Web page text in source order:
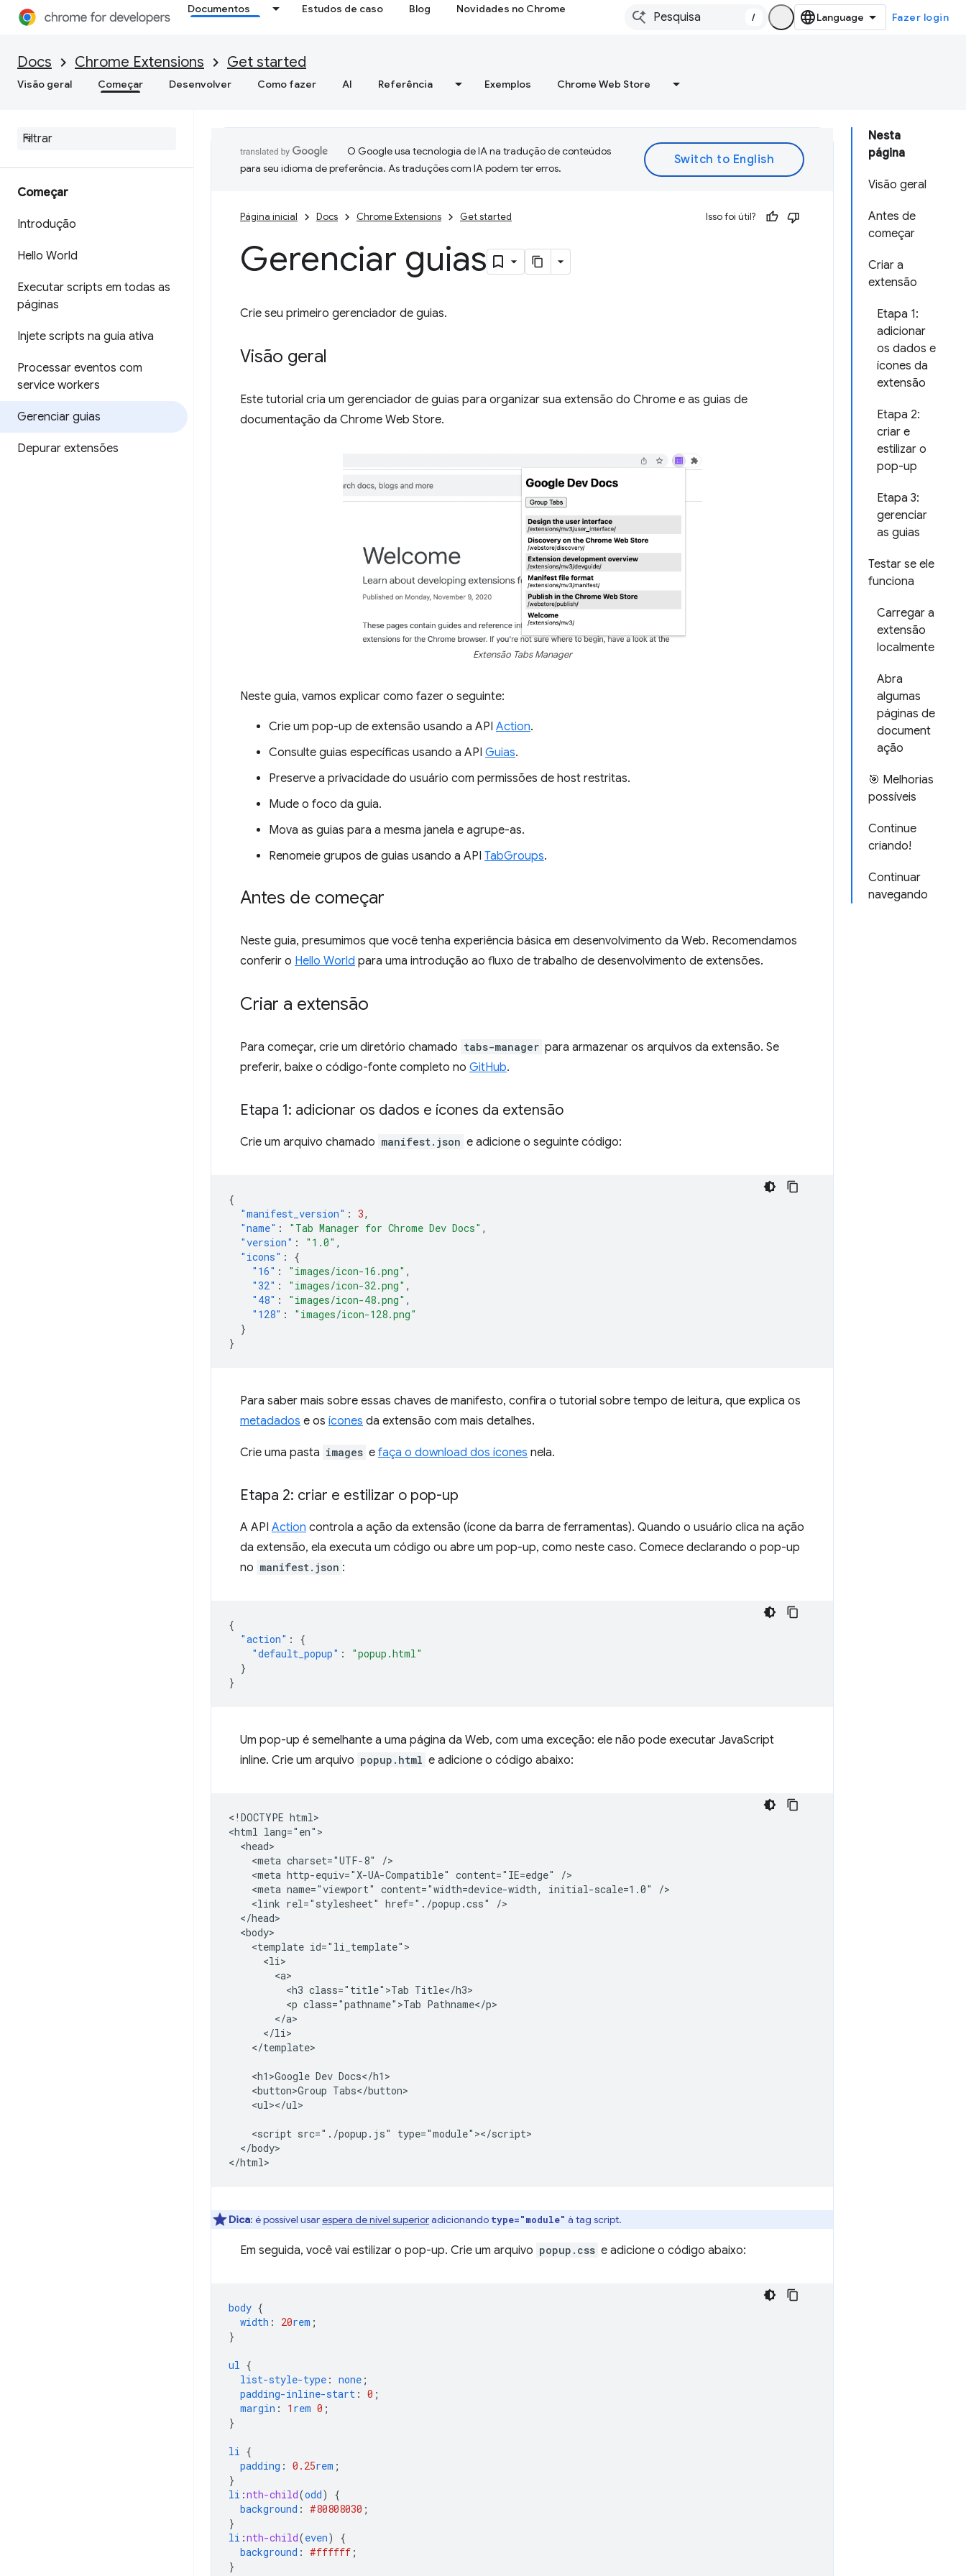
Documentos Estudos de caso Blog Novidades no Chrome
/ Fazer login
Docs Chrome Extensions Get started
Visão geral Começar Desenvolver Como fazer AI Referência Exemplos Chrome Web Store
Começar
Introdução
Hello World
Executar scripts em todas as
páginas
Injete scripts na guia ativa
Processar eventos com
service workers
Gerenciar guias
Depurar extensões
Nesta
página
Visão geral
Antes de
começar
Criar a
extensão
Etapa 1:
adicionar
os dados e
ícones da
extensão
Etapa 2:
criar e
estilizar o
pop-up
Etapa 3:
gerenciar
as guias
Testar se ele
funciona
Carregar a
extensão
localmente
Abra
algumas
páginas de
document
ação
🎯 Melhorias
possíveis
Continue
criando!
Continuar
navegando
O Google usa tecnologia de IA na tradução de conteúdos
para seu idioma de preferência. As traduções com IA podem ter erros.
Página inicial Docs Chrome Extensions Get started Isso foi útil?
Gerenciar guias
Crie seu primeiro gerenciador de guias.
Visão geral
Este tutorial cria um gerenciador de guias para organizar sua extensão do Chrome e as guias de
documentação da Chrome Web Store.
Extensão Tabs Manager
Neste guia, vamos explicar como fazer o seguinte:
Crie um pop-up de extensão usando a API Action.
Consulte guias específicas usando a API Guias.
Preserve a privacidade do usuário com permissões de host restritas.
Mude o foco da guia.
Mova as guias para a mesma janela e agrupe-as.
Renomeie grupos de guias usando a API TabGroups.
Antes de começar
Neste guia, presumimos que você tenha experiência básica em desenvolvimento da Web. Recomendamos
conferir o Hello World para uma introdução ao fluxo de trabalho de desenvolvimento de extensões.
Criar a extensão
Para começar, crie um diretório chamado tabs-manager para armazenar os arquivos da extensão. Se
preferir, baixe o código-fonte completo no GitHub.
Etapa 1: adicionar os dados e ícones da extensão
Crie um arquivo chamado manifest.json e adicione o seguinte código:
{
"manifest_version" : 3,
"name" : "Tab Manager for Chrome Dev Docs" ,
"version" : "1.0" ,
"icons" :
{
"16" : "images/icon-16.png" ,
"32" : "images/icon-32.png" ,
"48" : "images/icon-48.png" ,
"128" :
"images/icon-128.png"
}
}
Para saber mais sobre essas chaves de manifesto, confira o tutorial sobre tempo de leitura, que explica os
metadados e os ícones da extensão com mais detalhes.
Crie uma pasta images e faça o download dos ícones nela.
Etapa 2: criar e estilizar o pop-up
A API Action controla a ação da extensão (ícone da barra de ferramentas). Quando o usuário clica na ação
da extensão, ela executa um código ou abre um pop-up, como neste caso. Comece declarando o pop-up
no manifest.json :
{
"action" :
{
"default_popup" :
"popup.html"
}
}
Um pop-up é semelhante a uma página da Web, com uma exceção: ele não pode executar JavaScript
inline. Crie um arquivo popup.html e adicione o código abaixo:
<!DOCTYPE html>
<html lang="en">
  <head>
    <meta charset="UTF-8" />
    <meta http-equiv="X-UA-Compatible" content="IE=edge" />
    <meta name="viewport" content="width=device-width, initial-scale=1.0" />
    <link rel="stylesheet" href="./popup.css" />
  </head>
  <body>
    <template id="li_template">
      <li>
        <a>
          <h3 class="title">Tab Title</h3>
          <p class="pathname">Tab Pathname</p>
        </a>
      </li>
    </template>
    <h1>Google Dev Docs</h1>
    <button>Group Tabs</button>
    <ul></ul>
    <script src="./popup.js" type="module"></script>
  </body>
Dica: é possível usarespera de nível superioradicionando type="module" à tag script.
Em seguida, você vai estilizar o pop-up. Crie um arquivo popup.css e adicione o código abaixo:
body {
width : 20rem ;
}
ul {
list-style-type : none ;
padding-inline-start : 0 ;
margin : 1 rem 0 ;
}
li {
padding : 0.25rem ;
}
li :nth-child(odd)
{
background : #80808030 ;
}
li :nth-child(even)
{
background : #ffffff ;
}